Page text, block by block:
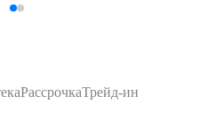
РассрочкаТрейд-ин